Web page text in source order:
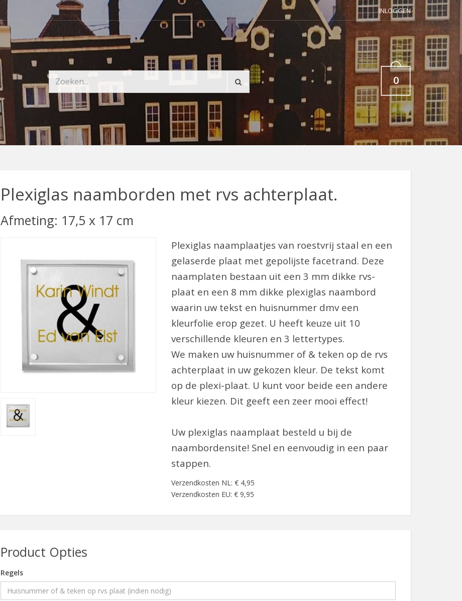
INLOGGEN
0
Plexiglas naamborden met rvs achterplaat.
Afmeting: 17,5 x 17 cm
Plexiglas naamplaatjes van roestvrij staal en een
gelaserde plaat met gepolijste facetrand. Deze
naamplaten bestaan uit een 3 mm dikke rvs-
plaat en een 8 mm dikke plexiglas naambord
waarin uw tekst en huisnummer dmv een
kleurfolie erop gezet. U heeft keuze uit 10
verschillende kleuren en 3 lettertypes.
We maken uw huisnummer of & teken op de rvs
achterplaat in uw gekozen kleur. De tekst komt
op de plexi-plaat. U kunt voor beide een andere
kleur kiezen. Dit geeft een zeer mooi effect!
Uw plexiglas naamplaat besteld u bij de
naambordensite! Snel en eenvoudig in een paar
stappen.
Verzendkosten NL: € 4,95
Verzendkosten EU: € 9,95
Product Opties
Regels